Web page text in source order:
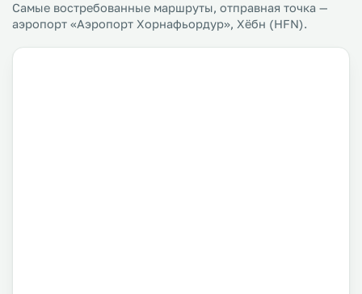
Самые востребованные маршруты, отправная точка —
аэропорт «Аэропорт Хорнафьордур», Хёбн (HFN).